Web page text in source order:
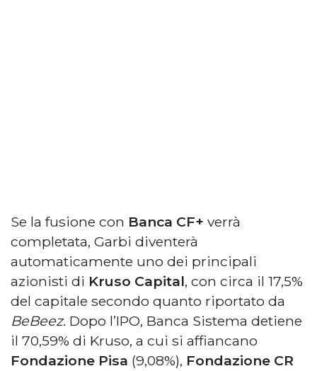
Se la fusione con Banca CF+ verrà
completata, Garbi diventerà
automaticamente uno dei principali
azionisti di Kruso Capital, con circa il 17,5%
del capitale secondo quanto riportato da
BeBeez. Dopo l’IPO, Banca Sistema detiene
il 70,59% di Kruso, a cui si affiancano
Fondazione Pisa (9,08%), Fondazione CR